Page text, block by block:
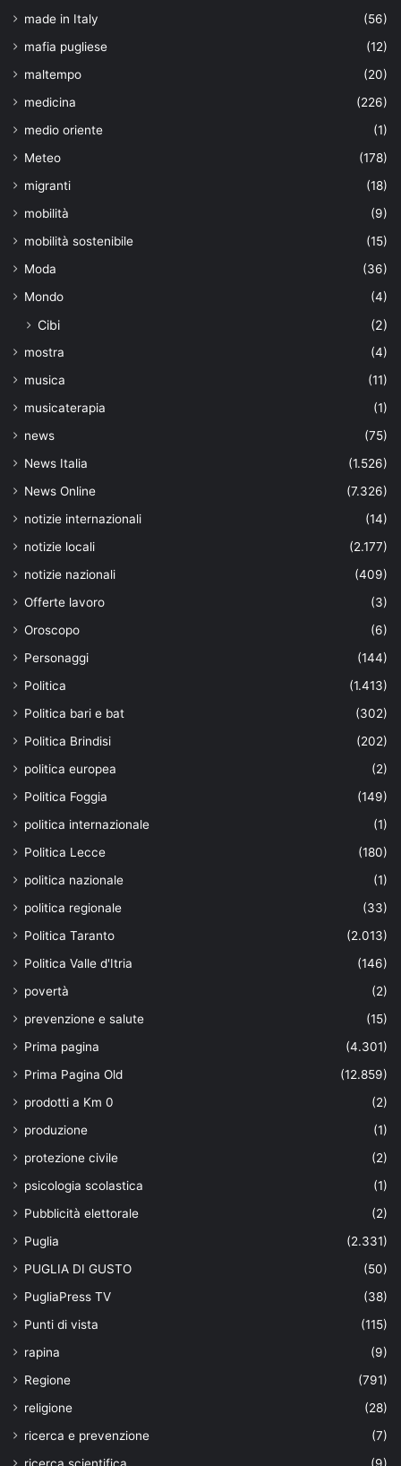
made in Italy
(56)
mafia pugliese
(12)
maltempo
(20)
medicina
(226)
medio oriente
(1)
Meteo
(178)
migranti
(18)
mobilità
(9)
mobilità sostenibile
(15)
Moda
(36)
Mondo
(4)
Cibi (2)
mostra
(4)
musica
(11)
musicaterapia
(1)
news
(75)
News Italia
(1.526)
News Online
(7.326)
notizie internazionali
(14)
notizie locali
(2.177)
notizie nazionali
(409)
Offerte lavoro
(3)
Oroscopo
(6)
Personaggi
(144)
Politica
(1.413)
Politica bari e bat
(302)
Politica Brindisi
(202)
politica europea
(2)
Politica Foggia
(149)
politica internazionale
(1)
Politica Lecce
(180)
politica nazionale
(1)
politica regionale
(33)
Politica Taranto
(2.013)
Politica Valle d'Itria
(146)
povertà
(2)
prevenzione e salute
(15)
Prima pagina
(4.301)
Prima Pagina Old
(12.859)
prodotti a Km 0
(2)
produzione
(1)
protezione civile
(2)
psicologia scolastica
(1)
Pubblicità elettorale
(2)
Puglia
(2.331)
PUGLIA DI GUSTO
(50)
PugliaPress TV
(38)
Punti di vista
(115)
rapina
(9)
Regione
(791)
religione
(28)
ricerca e prevenzione
(7)